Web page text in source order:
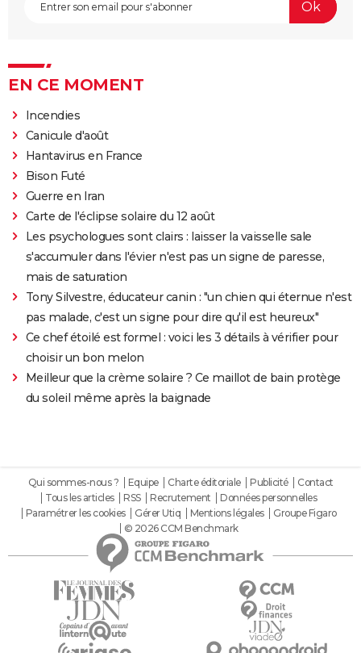
EN CE MOMENT
Incendies
Canicule d'août
Hantavirus en France
Bison Futé
Guerre en Iran
Carte de l'éclipse solaire du 12 août
Les psychologues sont clairs : laisser la vaisselle sale
s'accumuler dans l'évier n'est pas un signe de paresse,
mais de saturation
Tony Silvestre, éducateur canin : "un chien qui éternue n'est
pas malade, c'est un signe pour dire qu'il est heureux"
Ce chef étoilé est formel : voici les 3 détails à vérifier pour
choisir un bon melon
Meilleur que la crème solaire ? Ce maillot de bain protège
du soleil même après la baignade
Qui sommes-nous ? Equipe Charte éditoriale Publicité
Contact
Tous les articles
RSS Recrutement
Données personnelles
Paramétrer les cookies
Gérer Utiq Mentions légales
Groupe Figaro
© 2026 CCM Benchmark